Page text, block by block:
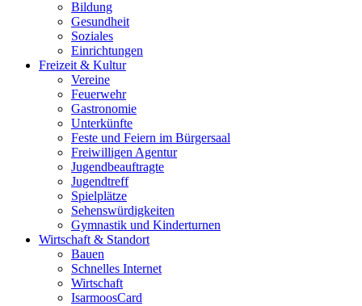
Bildung
Gesundheit
Soziales
Einrichtungen
Freizeit & Kultur
Vereine
Feuerwehr
Gastronomie
Unterkünfte
Feste und Feiern im Bürgersaal
Freiwilligen Agentur
Jugendbeauftragte
Jugendtreff
Spielplätze
Sehenswürdigkeiten
Gymnastik und Kinderturnen
Wirtschaft & Standort
Bauen
Schnelles Internet
Wirtschaft
IsarmoosCard